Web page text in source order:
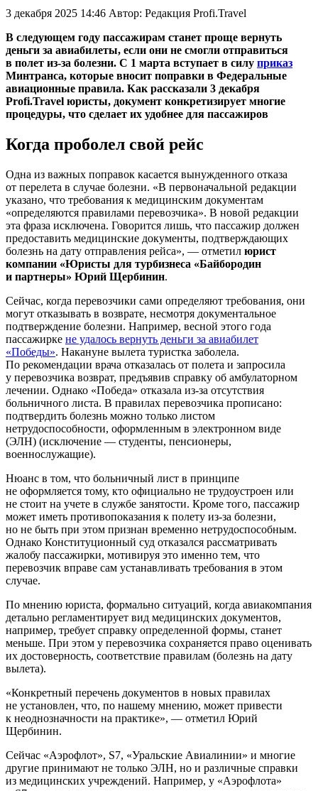
3 декабря 2025 14:46 Автор: Редакция Profi.Travel
В следующем году пассажирам станет проще вернуть
деньги за авиабилеты, если они не смогли отправиться
в полет из-за болезни. С 1 марта вступает в силу приказ
Минтранса, которые вносит поправки в Федеральные
авиационные правила. Как рассказали 3 декабря
Profi.Travel юристы, документ конкретизирует многие
процедуры, что сделает их удобнее для пассажиров
Когда проболел свой рейс
Одна из важных поправок касается вынужденного отказа
от перелета в случае болезни. «В первоначальной редакции
указано, что требования к медицинским документам
«определяются правилами перевозчика». В новой редакции
эта фраза исключена. Говорится лишь, что пассажир должен
предоставить медицинские документы, подтверждающих
болезнь на дату отправления рейса», — отметил юрист
компании «Юристы для турбизнеса «Байбородин
и партнеры» Юрий Щербинин.
Сейчас, когда перевозчики сами определяют требования, они
могут отказывать в возврате, несмотря документальное
подтверждение болезни. Например, весной этого года
пассажирке не удалось вернуть деньги за авиабилет
«Победы». Накануне вылета туристка заболела.
По рекомендации врача отказалась от полета и запросила
у перевозчика возврат, предъявив справку об амбулаторном
лечении. Однако «Победа» отказала из-за отсутствия
больничного листа. В правилах перевозчика прописано:
подтвердить болезнь можно только листом
нетрудоспособности, оформленным в электронном виде
(ЭЛН) (исключение — студенты, пенсионеры,
военнослужащие).
Нюанс в том, что больничный лист в принципе
не оформляется тому, кто официально не трудоустроен или
не стоит на учете в службе занятости. Кроме того, пассажир
может иметь противопоказания к полету из-за болезни,
но не быть при этом признан временно нетрудоспособным.
Однако Конституционный суд отказался рассматривать
жалобу пассажирки, мотивируя это именно тем, что
перевозчик вправе сам устанавливать требования в этом
случае.
По мнению юриста, формально ситуаций, когда авиакомпания
детально регламентирует вид медицинских документов,
например, требует справку определенной формы, станет
меньше. При этом у перевозчика сохраняется право оценивать
их достоверность, соответствие правилам (болезнь на дату
вылета).
«Конкретный перечень документов в новых правилах
не установлен, что, по нашему мнению, может привести
к неоднозначности на практике», — отметил Юрий
Щербинин.
Сейчас «Аэрофлот», S7, «Уральские Авиалинии» и многие
другие принимают не только ЭЛН, но и различные справки
из медицинских учреждений. Например, у «Аэрофлота»